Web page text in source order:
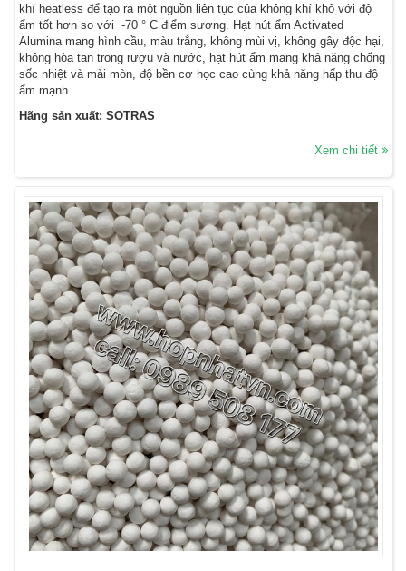
khí heatless để tạo ra một nguồn liên tục của không khí khô với độ
ẩm tốt hơn so với -70 ° C điểm sương. Hạt hút ẩm Activated
Alumina mang hình cầu, màu trắng, không mùi vị, không gây độc hại,
không hòa tan trong rượu và nước, hạt hút ẩm mang khả năng chống
sốc nhiệt và mài mòn, độ bền cơ học cao cùng khả năng hấp thu độ
ẩm mạnh.
Hãng sản xuất: SOTRAS
Xem chi tiết